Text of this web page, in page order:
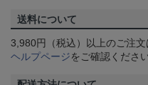
送料について
3,980円（税込）以上のご注
ヘルプページをご確認ください